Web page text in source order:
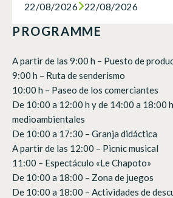
22/08/2026 22/08/2026
PROGRAMME
A partir de las 9:00 h – Puesto de
9:00 h – Ruta de senderismo
10:00 h – Paseo de los comerciantes
De 10:00 a 12:00 h y de 14:00 a 18:00
medioambientales
De 10:00 a 17:30 – Granja didáctica
A partir de las 12:00 – Picnic musical
11:00 – Espectáculo «Le Chapoto»
De 10:00 a 18:00 – Zona de juegos
De 10:00 a 18:00 – Actividades de